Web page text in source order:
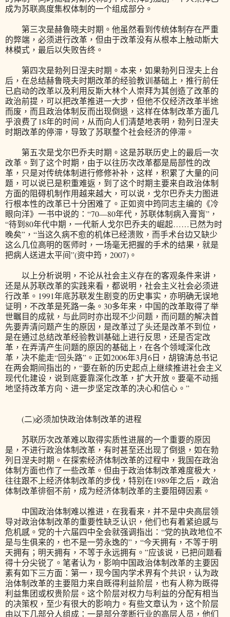
成为苏联高度集权体制的一个组成部分。
第三次是赫鲁晓夫时期。他虽然看到传统体制存在严重
的弊端，必须进行改革，但由于改革没有从根本上触动斯大
林模式，最后以失败告终。
第四次是勃列日涅夫时期。本来，如果勃列日涅夫上台
后，在总结赫鲁晓夫时期改革的经验教训基础上，推行前任
已启动的改革以及利用反斯大林个人崇拜为其创造了改革的
政治前提，可以把改革推进一大步，但他不仅经济改革半途
而废，而且政治体制反而出现倒退，这样在体制改革方面几
乎浪费了18年的时间，从而向人们清楚地表明，勃列日涅夫
时期改革的停滞，导致了苏联整个社会经济的停滞。
第五次是戈尔巴乔夫时期。这是苏联历史上的最后一次
改革。到了这个时期，由于以往历次改革都是局部性的改
革，只是对传统体制进行修修补补，这样，积累了大量的问
题，可以说已是积重难返，到了这个时期主要来自政治体制
方面的阻碍机制作用越来越大，可以说，戈尔巴乔夫力图进
行根本性的改革已十分困难了。正如资中筠同志主编的《冷
眼向洋》一书中说的：“70—80年代，苏联体制病入膏肓”，
“待到80年代中期，一代新人戈尔巴乔夫的崛起……已然为时
晚矣”，“当这久病不愈的机体已经溃败，而手术台边又缺少
这么几位高明的医师时，一场毫无把握的手术的结果，就是
把病人送进太平间”(资中筠，2007)。
以上分析说明，不论从社会主义存在的客观条件来讲，
还是从苏联改革的实践来看，都说明，社会主义社会必须进
行改革。1991年底苏联发生剧变的历史事实，亦明确无误地
证明，不改革是死路一条。30多年来，中国的改革取得了举
世瞩目的成就，与此同时亦出现不少问题，而问题的解决首
先要弄清问题产生的原因，是改革过了头还是改革不到位，
是在通过总结改革经验教训基础上进行反思，还是否定改
革，在弄清产生问题的原因的基础上，在各个领域深化改
革，决不能走“回头路”。正如2006年3月6日，胡锦涛总书记
在两会期间指出的，“要在新的历史起点上继续推进社会主义
现代化建设，说到底要靠深化改革，扩大开放。要毫不动摇
地坚持改革方向、进一步坚定改革的决心和信心。”
(二)必须加快政治体制改革的进程
苏联历次改革难以取得实质性进展的一个重要的原因
是，不进行政治体制改革，有时甚至还出现了倒退，如在勃
列日涅夫时期。在探索经济体制改革的过程中，我国在政治
体制方面也作了一些改革。但由于政治体制改革难度极大，
往往跟不上经济体制改革的步伐，特别在1989年之后，政治
体制改革徘徊不前，成为经济体制改革的主要阻碍因素。
中国政治体制难以推进，在我看来，并不是中央高层领
导对政治体制改革的重要性缺乏认识，他们也有着紧迫感与
危机感。党的十六届四中全会就强调指出：“党的执政地位不
是与生俱来的，也不是一劳永逸的”，“今天拥有，不等于明
天拥有；明天拥有，不等于永远拥有。”应该说，已把问题看
得十分尖锐了。笔者认为，影响中国政治体制改革的主要因
素有如下三方面：第一，现今国内学术界有个共识，认为政
治体制改革的主要阻力来自既得利益阶层，也有人称为既得
利益集团或权贵阶层。这个阶层对权力与利益的分配有相当
的决策权，至少有很大的影响力。有些文章认为，这个阶层
由以下几部分人组成：一是部分垄断行业的高层人员，他们